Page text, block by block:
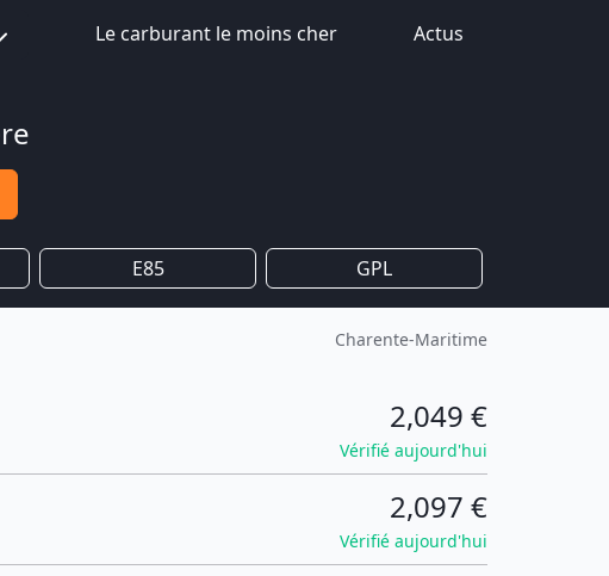
Le carburant le moins cher Actus
E85 GPL
Charente-Maritime
2,049 €
Vérifié aujourd'hui
2,097 €
Vérifié aujourd'hui